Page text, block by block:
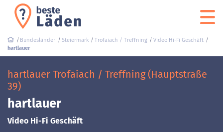
Bundesländer Steiermark Trofaiach / Treffning
Video Hi-Fi Geschäft
hartlauer
hartlauer Trofaiach / Treffning (Hauptstraße
39)
hartlauer
Video Hi-Fi Geschäft